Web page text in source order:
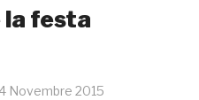
festa
Novembre 2015